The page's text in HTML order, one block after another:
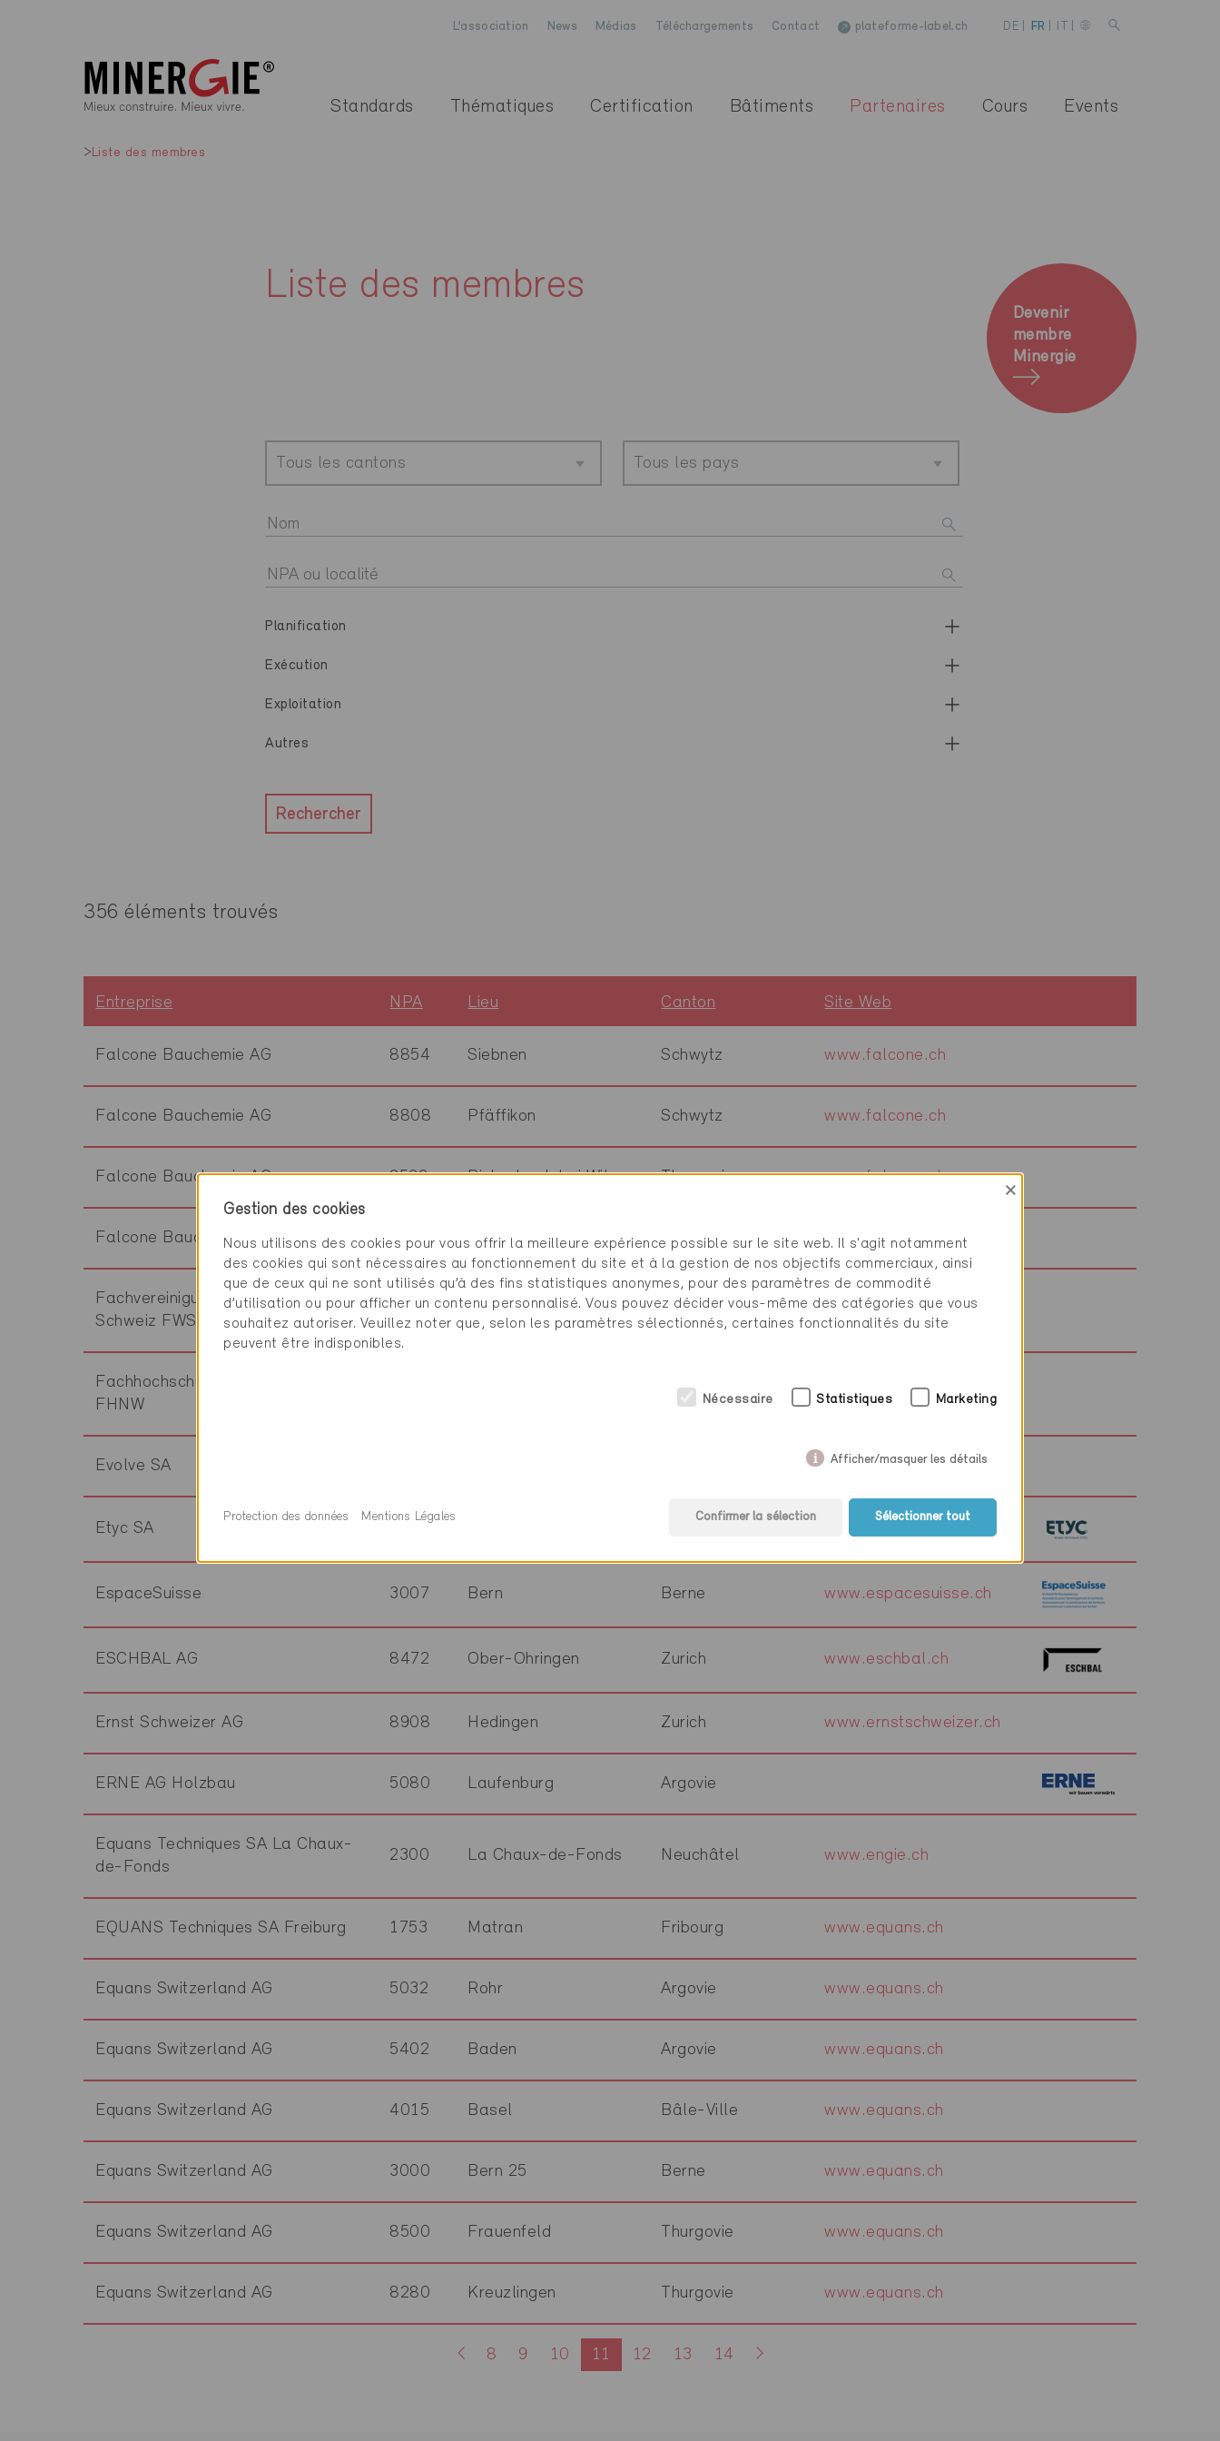
L’association News Médias Téléchargements Contact plateforme-label.ch DE FR
Standards Thématiques Certification Bâtiments Partenaires Cours Events
Liste des membres
Liste des membres
Devenir
membre
Minergie
Tous les cantons Tous les pays
Planification
Exécution
Exploitation
Autres
Rechercher
356 éléments trouvés
Entreprise NPA Lieu Canton Site Web
Falcone Bauchemie AG 8854 Siebnen Schwytz www.falcone.ch
Falcone Bauchemie AG 8808 Pfäffikon Schwytz www.falcone.ch
Falcone Bauchemie AG 9532 Rickenbach bei Wil Thurgovie www.falcone.ch
Falcone Bauchemie AG 8604 Volketswil Zurich www.falcone.ch
Fachvereinigung Wärmepumpen
Schweiz FWS
3006 Bern Berne www.fws.ch
Fachhochschule Nordwestschweiz
FHNW
Bâle-Campagne www.fhnw.ch/wbbau
Evolve SA
Etyc SA 1630 www.etyc.ch
EspaceSuisse 3007 Bern Berne www.espacesuisse.ch
ESCHBAL AG 8472 Ober-Ohringen Zurich www.eschbal.ch
Ernst Schweizer AG 8908 Hedingen Zurich www.ernstschweizer.ch
ERNE AG Holzbau 5080 Laufenburg Argovie
Equans Techniques SA La Chaux-
de-Fonds
2300 La Chaux-de-Fonds Neuchâtel www.engie.ch
EQUANS Techniques SA Freiburg 1753 Matran Fribourg www.equans.ch
Equans Switzerland AG 5032 Rohr Argovie www.equans.ch
Equans Switzerland AG 5402 Baden Argovie www.equans.ch
Equans Switzerland AG 4015 Basel Bâle-Ville www.equans.ch
Equans Switzerland AG 3000 Bern 25 Berne www.equans.ch
Equans Switzerland AG 8500 Frauenfeld Thurgovie www.equans.ch
Equans Switzerland AG 8280 Kreuzlingen Thurgovie www.equans.ch
8 9 10 11 12 13 14
Gestion des cookies
×
Nous utilisons des cookies pour vous offrir la meilleure expérience possible sur le site web. Il s'agit notamment
des cookies qui sont nécessaires au fonctionnement du site et à la gestion de nos objectifs commerciaux, ainsi
que de ceux qui ne sont utilisés qu’à des fins statistiques anonymes, pour des paramètres de commodité
d’utilisation ou pour afficher un contenu personnalisé. Vous pouvez décider vous-même des catégories que vous
souhaitez autoriser. Veuillez noter que, selon les paramètres sélectionnés, certaines fonctionnalités du site
peuvent être indisponibles.
Nécessaire Statistiques Marketing
Afficher/masquer les détails
Confirmer la sélection Sélectionner tout
Protection des données Mentions Légales